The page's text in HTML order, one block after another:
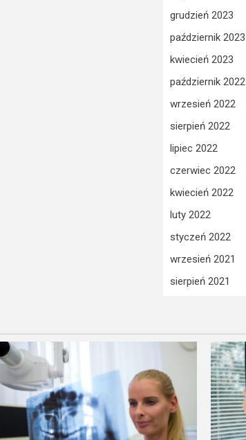
grudzień 2023
październik 2023
kwiecień 2023
październik 2022
wrzesień 2022
sierpień 2022
lipiec 2022
czerwiec 2022
kwiecień 2022
luty 2022
styczeń 2022
wrzesień 2021
sierpień 2021